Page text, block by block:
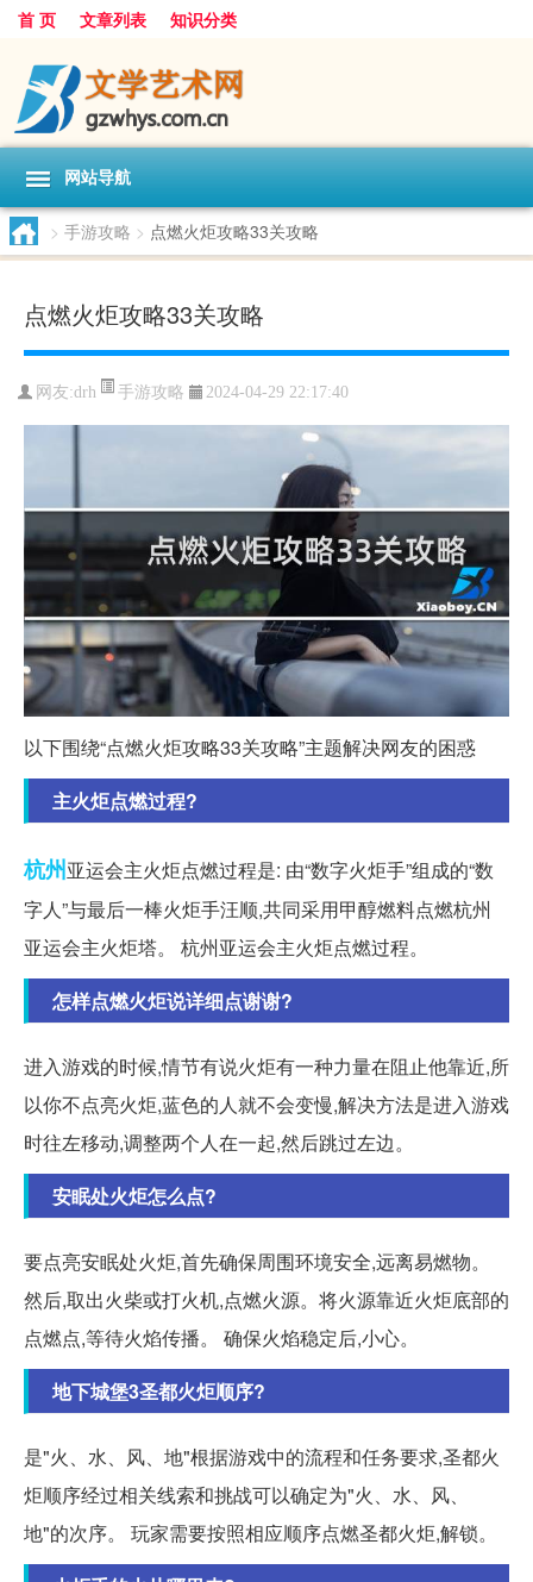
首 页 文章列表 知识分类
网站导航
> 手游攻略 > 点燃火炬攻略33关攻略
点燃火炬攻略33关攻略
网友:drh 手游攻略 2024-04-29 22:17:40
以下围绕“点燃火炬攻略33关攻略”主题解决网友的困惑
主火炬点燃过程?
杭州亚运会主火炬点燃过程是: 由“数字火炬手”组成的“数
字人”与最后一棒火炬手汪顺,共同采用甲醇燃料点燃杭州
亚运会主火炬塔。 杭州亚运会主火炬点燃过程。
怎样点燃火炬说详细点谢谢?
进入游戏的时候,情节有说火炬有一种力量在阻止他靠近,所
以你不点亮火炬,蓝色的人就不会变慢,解决方法是进入游戏
时往左移动,调整两个人在一起,然后跳过左边。
安眠处火炬怎么点?
要点亮安眠处火炬,首先确保周围环境安全,远离易燃物。
然后,取出火柴或打火机,点燃火源。将火源靠近火炬底部的
点燃点,等待火焰传播。 确保火焰稳定后,小心。
地下城堡3圣都火炬顺序?
是"火、水、风、地"根据游戏中的流程和任务要求,圣都火
炬顺序经过相关线索和挑战可以确定为"火、水、风、
地"的次序。 玩家需要按照相应顺序点燃圣都火炬,解锁。